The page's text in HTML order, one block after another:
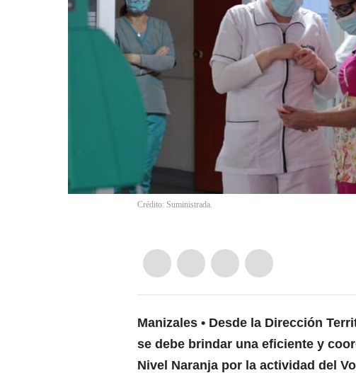
Crédito: Suministrada.
Manizales
Desde la Dirección
se debe brindar una eficiente y
Nivel Naranja por la actividad del